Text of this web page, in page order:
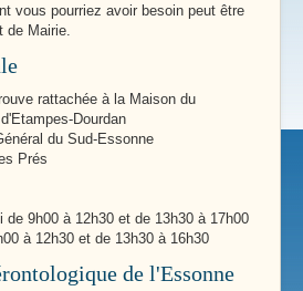
vous pourriez avoir besoin peut être
de Mairie.
rattachée à la Maison du
Dourdan
du Sud-Essonne
Prés
9h00 à 12h30 et de 13h30 à 17h00
à 12h30 et de 13h30 à 16h30
de l'Essonne